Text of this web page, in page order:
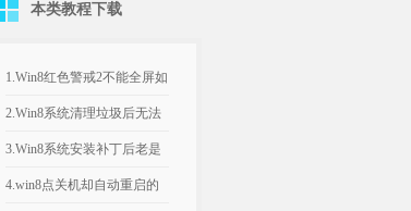
本类教程下载
1.Win8红色警戒2不能全屏如
何办？红色警戒2全屏...
2.Win8系统清理垃圾后无法
正常打开应用商店的处理...
3.Win8系统安装补丁后老是
出现蓝屏的处理办法
4.win8点关机却自动重启的